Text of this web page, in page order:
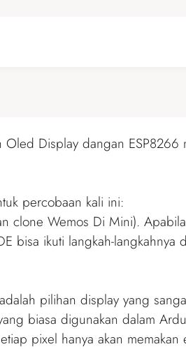
Display dangan ESP8266
percobaan kali ini:
clone Wemos Di Mini).
bisa ikuti langkah-langkahnya
pilihan display yang
biasa digunakan dalam
pixel hanya akan memakan